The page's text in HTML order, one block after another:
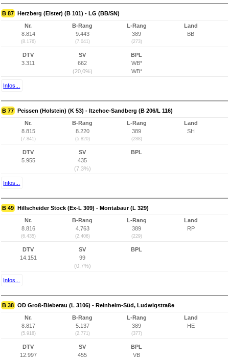
B 87 Herzberg (Elster) (B 101) - LG (BB/SN)
Nr.
8.814
(8.176)
B-Rang
9.443
(7.041)
L-Rang
389
(273)
Land
BB
DTV
3.311
SV
662
(20,0%)
BPL
WB*
WB*
Infos...
B 77 Peissen (Holstein) (K 53) - Itzehoe-Sandberg (B 206/L 116)
Nr.
8.815
(7.841)
B-Rang
8.220
(5.820)
L-Rang
389
(288)
Land
SH
DTV
5.955
SV
435
(7,3%)
BPL
Infos...
B 49 Hillscheider Stock (Ex-L 309) - Montabaur (L 329)
Nr.
8.816
(6.435)
B-Rang
4.763
(2.406)
L-Rang
389
(229)
Land
RP
DTV
14.151
SV
99
(0,7%)
BPL
Infos...
B 38 OD Groß-Bieberau (L 3106) - Reinheim-Süd, Ludwigstraße
Nr.
8.817
(5.918)
B-Rang
5.137
(2.771)
L-Rang
389
(377)
Land
HE
DTV
12.997
SV
455
BPL
VB